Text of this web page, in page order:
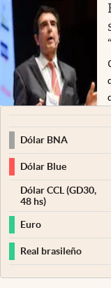
Dólar BNA
Dólar Blue
Dólar CCL (GD30,
48 hs)
Euro
Real brasileño